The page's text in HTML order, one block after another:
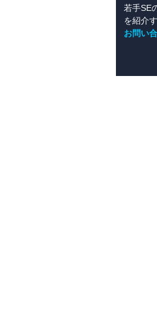
若手SE
を紹介
お問い